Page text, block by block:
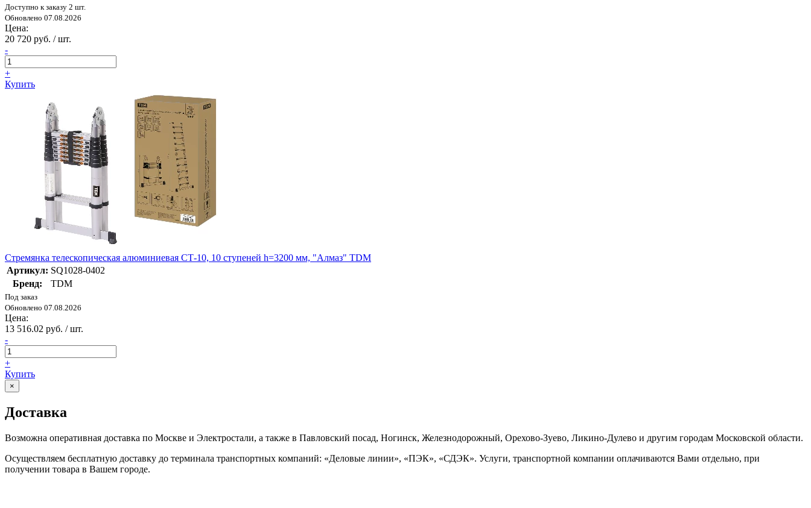
Доступно к заказу 2 шт.
Обновлено 07.08.2026
Цена:
20 720 руб. / шт.
-
+
Купить
Стремянка телескопическая алюминиевая СТ-10, 10 ступеней h=3200 мм, "Алмаз" TDM
Артикул: SQ1028-0402
Бренд:
TDM
Под заказ
Обновлено 07.08.2026
Цена:
13 516.02 руб. / шт.
-
+
Купить
×
Доставка
Возможна оперативная доставка по Москве и Электростали, а также в Павловский посад, Ногинск, Железнодорожный, Орехово-Зуево, Ликино-Дулево и другим городам Московской области.
Осуществляем бесплатную доставку до терминала транспортных компаний: «Деловые линии», «ПЭК», «СДЭК». Услуги, транспортной компании оплачиваются Вами отдельно, при
получении товара в Вашем городе.